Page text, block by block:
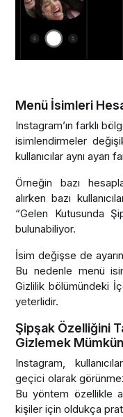
Menü İsimleri
Instagram’ın farklı
isimlendirmeler
kullanıcılar aynı ayarı
Örneğin bazı
alırken bazı
“Gelen Kutusunda
bulunabiliyor.
İsim değişse de
Bu nedenle menü
Gizlilik bölümündeki
yeterlidir.
Şipşak Özelliğini
Gizlemek
Instagram,
geçici olarak
Bu yöntem özellikle
kişiler için oldukça